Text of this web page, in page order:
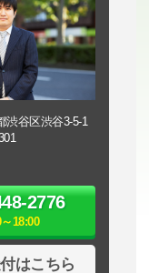
渋谷区渋谷3-5-1
2776
18:00
はこちら